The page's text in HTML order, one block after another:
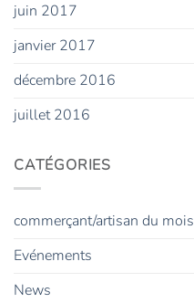
juin 2017
janvier 2017
décembre 2016
juillet 2016
CATÉGORIES
commerçant/artisan du mois
Evénements
News